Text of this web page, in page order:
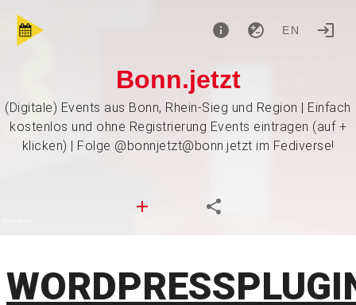
EN
Bonn.jetzt
(Digitale) Events aus Bonn, Rhein-Sieg und Region | Einfach
kostenlos und ohne Registrierung Events eintragen (auf +
klicken) | Folge @bonnjetzt@bonn.jetzt im Fediverse!